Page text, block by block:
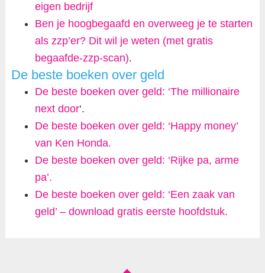
eigen bedrijf
Ben je hoogbegaafd en overweeg je te starten
als zzp’er? Dit wil je weten (met gratis
begaafde-zzp-scan).
De beste boeken over geld
De beste boeken over geld: ‘The millionaire
next door‘.
De beste boeken over geld: ‘Happy money’
van Ken Honda.
De beste boeken over geld: ‘Rijke pa, arme
pa’.
De beste boeken over geld: ‘Een zaak van
geld’ – download gratis eerste hoofdstuk.